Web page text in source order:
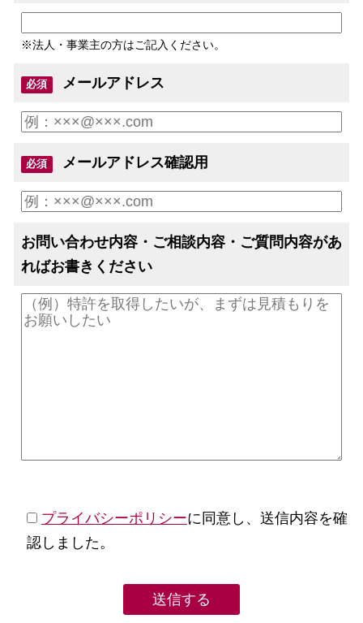
※法人・事業主の方はご記入ください。
必須 メールアドレス
必須 メールアドレス確認用
お問い合わせ内容・ご相談内容・ご質問内容があ
ればお書きください
プライバシーポリシーに同意し、送信内容を確
認しました。